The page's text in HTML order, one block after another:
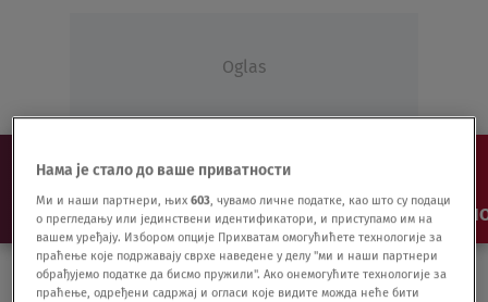
Oglas
NAJNOVIJE VESTI SHOW SPORT VIDEO
Нама је стало до ваше приватности
Ми и наши партнери, њих603, чувамо личне податке, као што су подаци
о прегледању или јединствени идентификатори, и приступамо им на
вашем уређају. Избором опције Прихватам омогућићете технологије за
праћење које подржавају сврхе наведене у делу "ми и наши партнери
обрађујемо податке да бисмо пружили". Ако онемогућите технологије за
праћење, одређени садржај и огласи које видите можда неће бити